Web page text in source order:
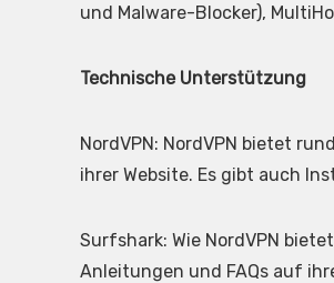
und Malware-Blocker),
Technische Unterstützung
NordVPN: NordVPN bietet
ihrer Website. Es gibt auch
Surfshark: Wie NordVPN
Anleitungen und FAQs auf